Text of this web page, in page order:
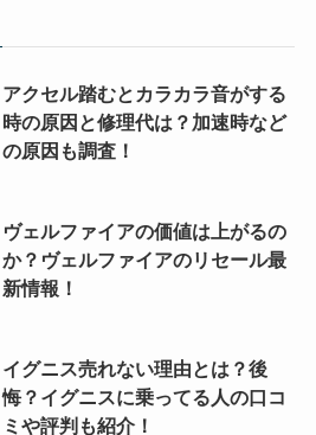
アクセル踏むとカラカラ音がする
時の原因と修理代は？加速時など
の原因も調査！
ヴェルファイアの価値は上がるの
か？ヴェルファイアのリセール最
新情報！
イグニス売れない理由とは？後
悔？イグニスに乗ってる人の口コ
ミや評判も紹介！